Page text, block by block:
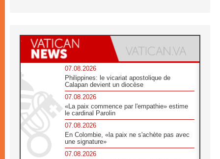
07.08.2026
Philippines: le vicariat apostolique de
Calapan devient un diocèse
07.08.2026
«La paix commence par l'empathie» estime
le cardinal Parolin
07.08.2026
En Colombie, «la paix ne s'achète pas avec
une signature»
07.08.2026